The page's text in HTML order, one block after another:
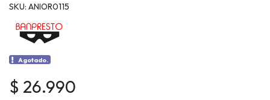
SKU: ANIOR0115
Agotado.
$ 26.990